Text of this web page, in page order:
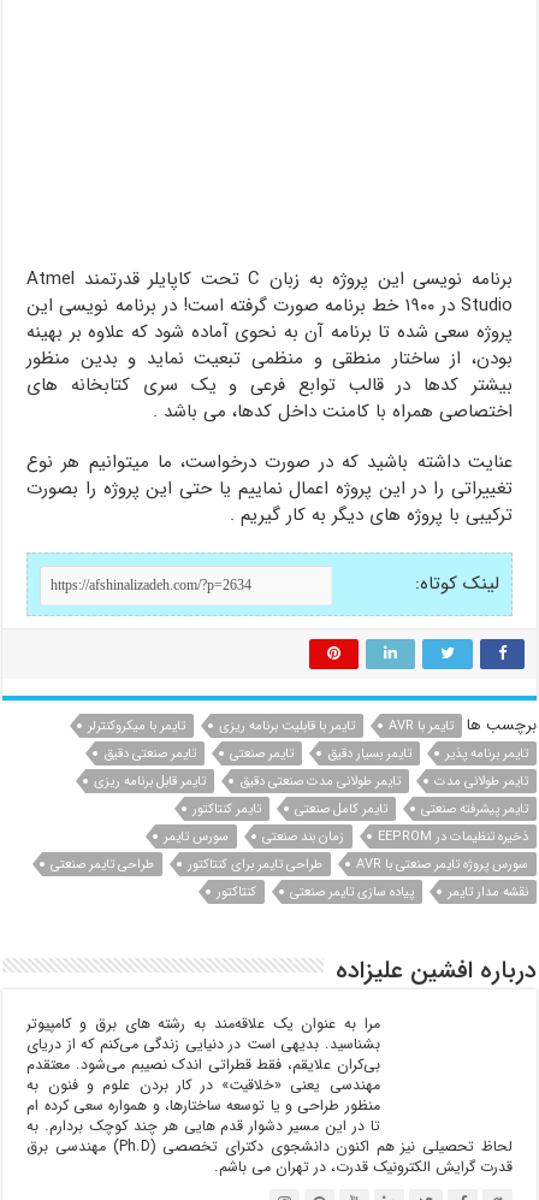
برنامه نویسی این پروژه به زبان C تحت کاپایلر قدرتمند Atmel
Studio در ۱۹۰۰ خط برنامه صورت گرفته است! در برنامه نویسی این
پروژه سعی شده تا برنامه آن به نحوی آماده شود که علاوه بر بهینه
بودن، از ساختار منطقی و منظمی تبعیت نماید و بدین منظور
بیشتر کدها در قالب توابع فرعی و یک سری کتابخانه های
اختصاصی همراه با کامنت داخل کدها، می باشد .
عنایت داشته باشید که در صورت درخواست، ما میتوانیم هر نوع
تغییراتی را در این پروژه اعمال نماییم یا حتی این پروژه را بصورت
ترکیبی با پروژه های دیگر به کار گیریم .
لینک کوتاه:
برچسب ها تایمر با AVR تایمر با قابلیت برنامه ریزی
تایمر با میکروکنترلر
تایمر برنامه پذیر
تایمر بسیار دقیق تایمر صنعتی
تایمر صنعتی دقیق
تایمر طولانی مدت
تایمر طولانی مدت صنعتی دقیق
تایمر قابل برنامه ریزی
تایمر پیشرفته صنعتی
تایمر کامل صنعتی
تایمر کنتاکتور
ذخیره تنظیمات در EEPROM
زمان بند صنعتی
سورس تایمر
سورس پروژه تایمر صنعتی با AVR
طراحی تایمر برای کنتاکتور
طراحی تایمر صنعتی
نقشه مدار تایمر
پیاده سازی تایمر صنعتی کنتاکتور
درباره افشین علیزاده
مرا به عنوان یک علاقه‌مند به رشته های برق و کامپیوتر
بشناسید‌. بدیهی است در دنیایی زندگی می‌کنم که از دریای
بی‌کران علایقم‌، فقط قطراتی اندک نصیبم می‌شود. معتقدم
مهندسی یعنی «خلاقیت»‌ در کار بردن علوم و فنون به
منظور طراحی و یا توسعه ساختارها، و همواره سعی کرده ام
تا در این مسیر دشوار قدم هایی هر چند کوچک بردارم. به
لحاظ تحصیلی نیز هم اکنون دانشجوی دکترای تخصصی (Ph.D) مهندسی برق
قدرت گرایش الکترونیک قدرت، در تهران می باشم.